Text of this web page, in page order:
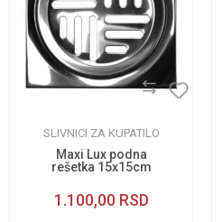
SLIVNICI ZA KUPATILO
Maxi Lux podna
rešetka 15x15cm
1.100,00 RSD